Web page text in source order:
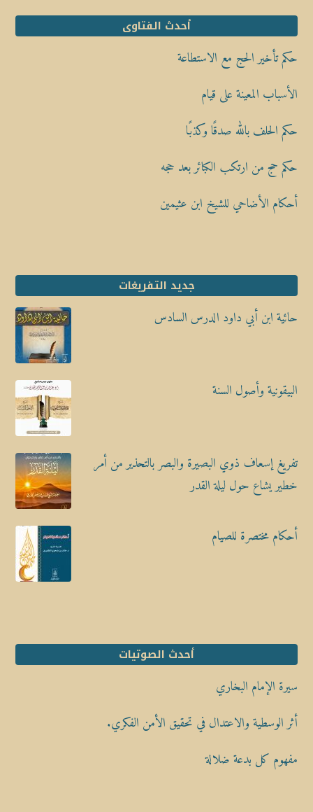
أحدث الفتاوى
حكم تأخير الحج مع الاستطاعة
الأسباب المعينة على قيام
حكم الحلف بالله صدقًا وكذبًا
حكم حج من ارتكب الكبائر بعد حجه
أحكام الأضاحي للشيخ ابن عثيمين
جديد التفريغات
حائية ابن أبي داود الدرس السادس
البيقونية وأصول السنة
تفريغ إسعاف ذوي البصيرة والبصر بالتحذير من أمر
خطير يشاع حول ليلة القدر
أحكام مختصرة للصيام
أحدث الصوتيات
سيرة الإمام البخاري
أثر الوسطية والاعتدال في تحقيق الأمن الفكري.
مفهوم كل بدعة ضلالة